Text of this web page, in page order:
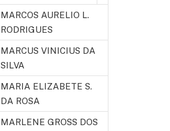
MARCOS AURELIO L.
RODRIGUES
MARCUS VINICIUS DA
SILVA
MARIA ELIZABETE S.
DA ROSA
MARLENE GROSS DOS